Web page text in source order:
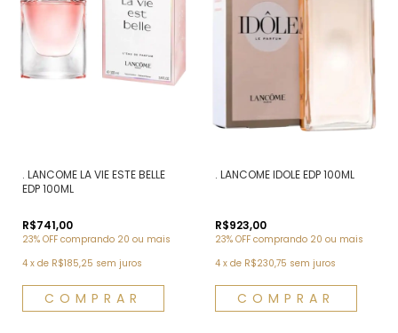
. LANCOME LA VIE ESTE BELLE
EDP 100ML
R$741,00
23% OFF comprando 20 ou mais
4 x de R$185,25 sem juros
. LANCOME IDOLE EDP 100ML
R$923,00
23% OFF comprando 20 ou mais
4 x de R$230,75 sem juros